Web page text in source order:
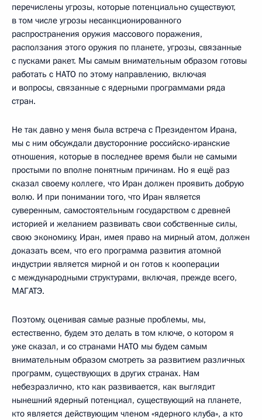
перечислены угрозы, которые потенциально существуют,
в том числе угрозы несанкционированного
распространения оружия массового поражения,
расползания этого оружия по планете, угрозы, связанные
с пусками ракет. Мы самым внимательным образом готовы
работать с НАТО по этому направлению, включая
и вопросы, связанные с ядерными программами ряда
стран.
Не так давно у меня была встреча с Президентом Ирана,
мы с ним обсуждали двусторонние российско-иранские
отношения, которые в последнее время были не самыми
простыми по вполне понятным причинам. Но я ещё раз
сказал своему коллеге, что Иран должен проявить добрую
волю. И при понимании того, что Иран является
суверенным, самостоятельным государством с древней
историей и желанием развивать свои собственные силы,
свою экономику, Иран, имея право на мирный атом, должен
доказать всем, что его программа развития атомной
индустрии является мирной и он готов к кооперации
с международными структурами, включая, прежде всего,
МАГАТЭ.
Поэтому, оценивая самые разные проблемы, мы,
естественно, будем это делать в том ключе, о котором я
уже сказал, и со странами НАТО мы будем самым
внимательным образом смотреть за развитием различных
программ, существующих в других странах. Нам
небезразлично, кто как развивается, как выглядит
нынешний ядерный потенциал, существующий на планете,
кто является действующим членом «ядерного клуба», а кто